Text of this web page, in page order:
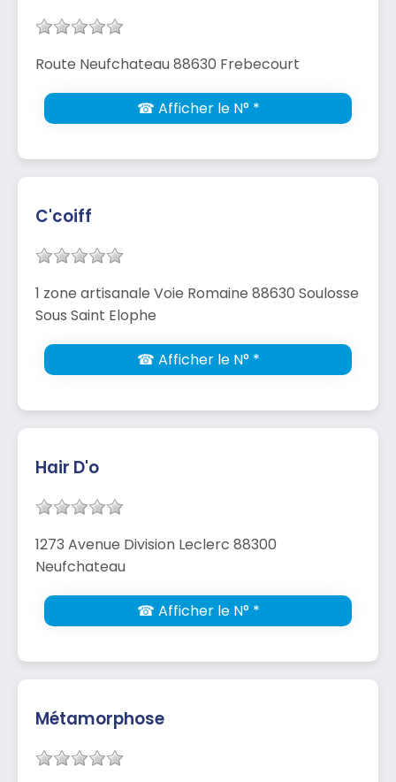
Route Neufchateau 88630 Frebecourt
☎ Afficher le N° *
C'coiff
1 zone artisanale Voie Romaine 88630 Soulosse
Sous Saint Elophe
☎ Afficher le N° *
Hair D'o
1273 Avenue Division Leclerc 88300
Neufchateau
☎ Afficher le N° *
Métamorphose